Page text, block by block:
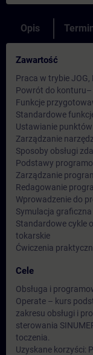
Opis
Zawartość
Praca w trybie JOG,
Powrót do konturu–
Funkcje
Standardowe
Ustawianie
Zarządzanie
Sposoby obsługi
Podstawy
Zarządzanie
Redagowanie
Wprowadzenie do
Symulacja
Standardowe cykle
tokarskie
Ćwiczenia
Cele
Obsługa i
Operate – kurs
zakresu obsługi i
sterowania
toczenia.
Uzyskane korzyści: